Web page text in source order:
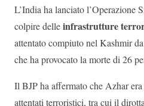
L’India ha lanciato l’Operazione
colpire delleinfrastrutture
attentato compiuto nel Kashmir
che ha provocato la morte di 26
Il BJP ha affermato che Azhar
attentati terroristici, tra cui il